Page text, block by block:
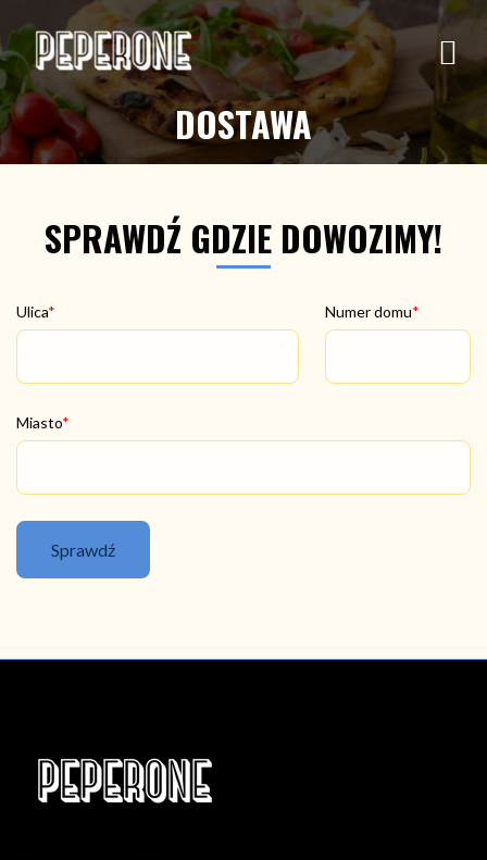
DOSTAWA
SPRAWDŹ GDZIE DOWOZIMY!
Ulica Numer domu
Miasto
Sprawdź